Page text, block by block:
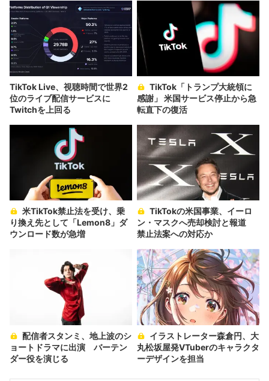
TikTok Live、視聴時間で世界2
位のライブ配信サービスに
Twitchを上回る
感謝」 米国サービス停止から急
転直下の復活
り換え先として「Lemon8」ダ
ウンロード数が急増
ン・マスクへ売却検討と報道
禁止法案への対応か
ョートドラマに出演 バーテン
ダー役を演じる
丸松坂屋発VTuberのキャラクタ
ーデザインを担当